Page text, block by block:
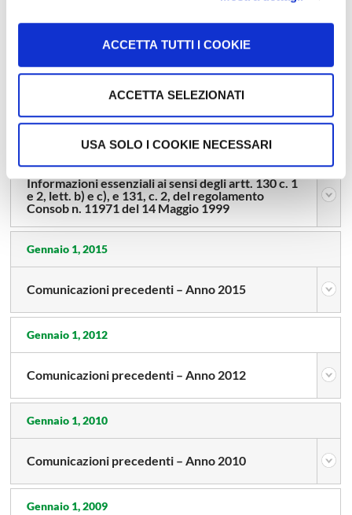
ACCETTA TUTTI I COOKIE
ACCETTA SELEZIONATI
USA SOLO I COOKIE NECESSARI
Decreto Legislativo 24 febbraio 1998, n. 58
(“TUF”) e degli artt. 129 130 e 131 del
Regolamento Consob n. 11971 del 14 maggio
Settembre 22, 2016
Informazioni essenziali ai sensi degli artt. 130 c. 1
e 2, lett. b) e c), e 131, c. 2, del regolamento
Consob n. 11971 del 14 Maggio 1999
Gennaio 1, 2015
Comunicazioni precedenti – Anno 2015
Gennaio 1, 2012
Comunicazioni precedenti – Anno 2012
Gennaio 1, 2010
Comunicazioni precedenti – Anno 2010
Gennaio 1, 2009